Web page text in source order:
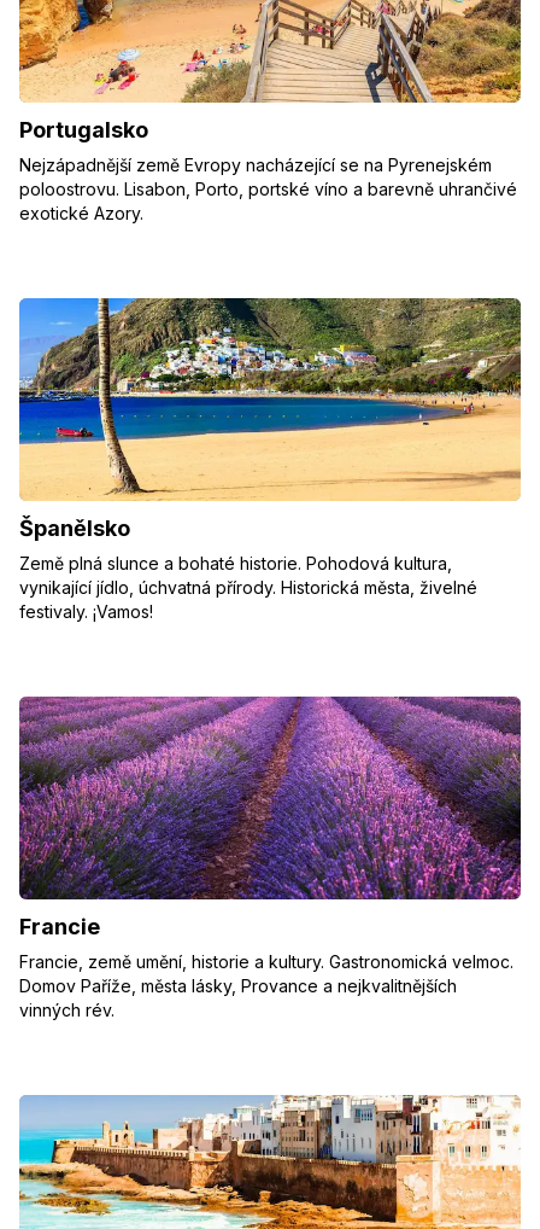
Portugalsko
Nejzápadnější země Evropy nacházející se na Pyrenejském
poloostrovu. Lisabon, Porto, portské víno a barevně uhrančivé
exotické Azory.
Španělsko
Země plná slunce a bohaté historie. Pohodová kultura,
vynikající jídlo, úchvatná přírody. Historická města, živelné
festivaly. ¡Vamos!
Francie
Francie, země umění, historie a kultury. Gastronomická velmoc.
Domov Paříže, města lásky, Provance a nejkvalitnějších
vinných rév.